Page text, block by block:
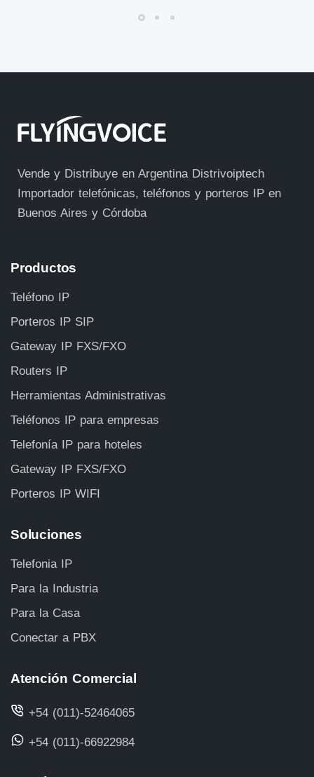
Vende y Distribuye en Argentina Distrivoiptech
Importador telefónicas, teléfonos y porteros IP en
Buenos Aires y Córdoba
Productos
Teléfono IP
Porteros IP SIP
Gateway IP FXS/FXO
Routers IP
Herramientas Administrativas
Teléfonos IP para empresas
Telefonía IP para hoteles
Gateway IP FXS/FXO
Porteros IP WIFI
Soluciones
Telefonia IP
Para la Industria
Para la Casa
Conectar a PBX
Atención Comercial
+54 (011)-52464065
+54 (011)-66922984